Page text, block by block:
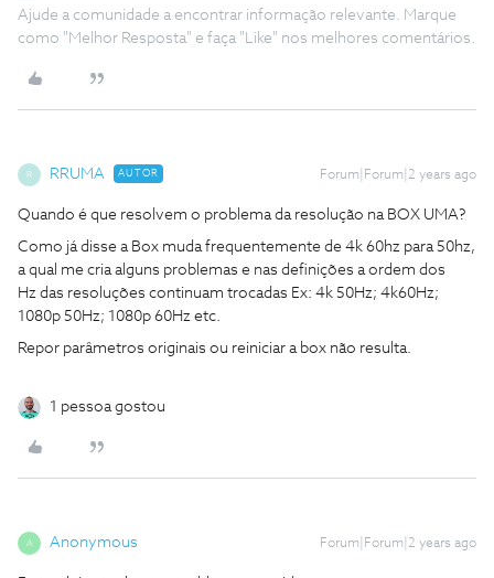
Ajude a comunidade a encontrar informação relevante. Marque
como "Melhor Resposta" e faça "Like" nos melhores comentários.
R RRUMA AUTOR Forum|Forum|2 years ago
Quando é que resolvem o problema da resolução na BOX UMA?
Como já disse a Box muda frequentemente de 4k 60hz para 50hz,
a qual me cria alguns problemas e nas definições a ordem dos
Hz das resoluções continuam trocadas Ex: 4k 50Hz; 4k60Hz;
1080p 50Hz; 1080p 60Hz etc.
Repor parâmetros originais ou reiniciar a box não resulta.
1 pessoa gostou
A Anonymous Forum|Forum|2 years ago